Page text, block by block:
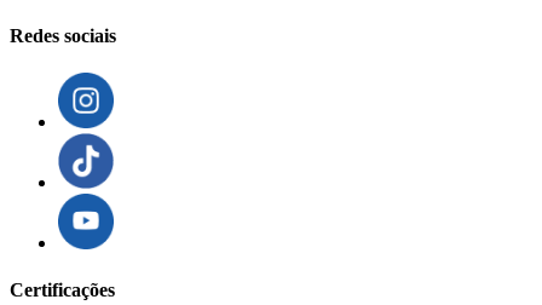
Redes sociais
Certificações